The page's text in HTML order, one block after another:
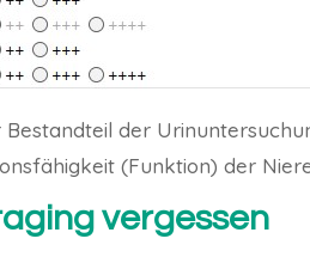
der
(Funktion) der
vergessen